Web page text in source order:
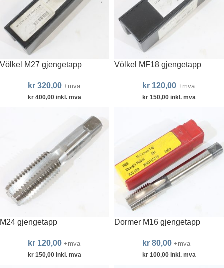
Völkel M27 gjengetapp
kr 320,00 +mva
kr 400,00 inkl. mva
Völkel MF18 gjengetapp
kr 120,00 +mva
kr 150,00 inkl. mva
M24 gjengetapp
kr 120,00 +mva
kr 150,00 inkl. mva
Dormer M16 gjengetapp
kr 80,00 +mva
kr 100,00 inkl. mva